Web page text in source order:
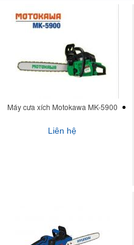
Máy cưa xích Motokawa MK-5900
Liên hệ